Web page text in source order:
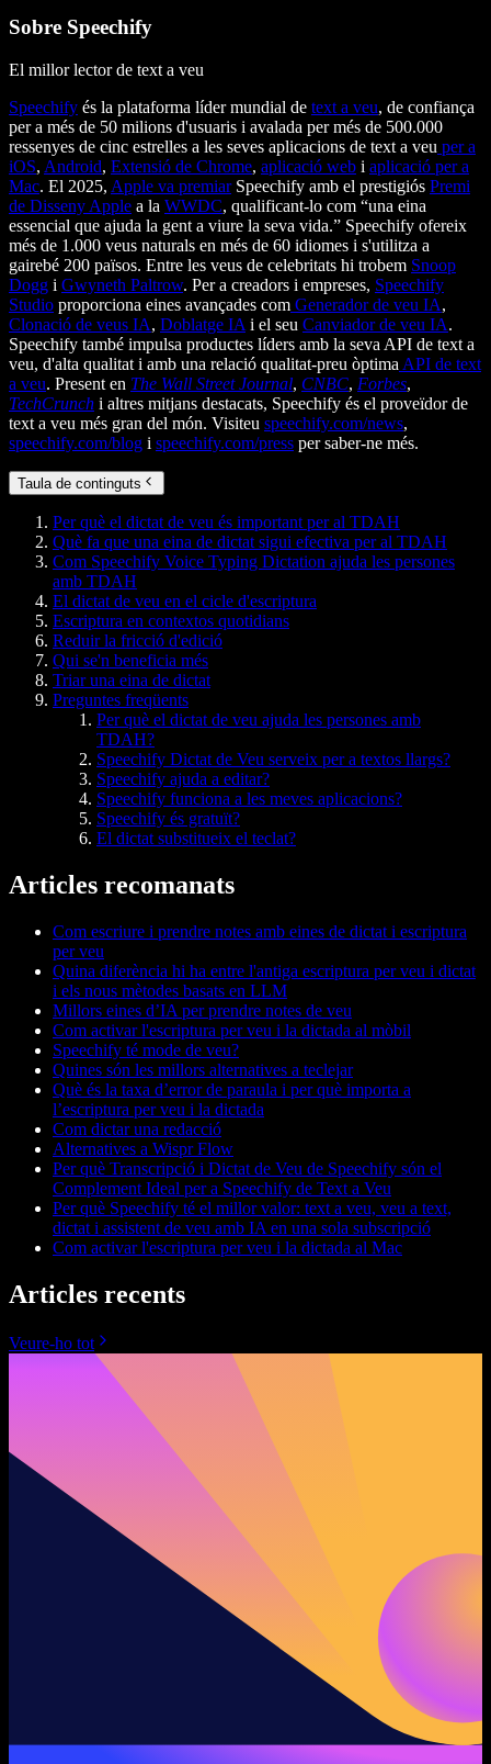
Sobre Speechify
El millor lector de text a veu
Speechify és la plataforma líder mundial de text a veu, de confiança
per a més de 50 milions d'usuaris i avalada per més de 500.000
ressenyes de cinc estrelles a les seves aplicacions de text a veu per a
iOS, Android, Extensió de Chrome, aplicació web i aplicació per a
Mac. El 2025, Apple va premiarSpeechify amb el prestigiós Premi
de Disseny Apple a la WWDC, qualificant-lo com “una eina
essencial que ajuda la gent a viure la seva vida.” Speechify ofereix
més de 1.000 veus naturals en més de 60 idiomes i s'utilitza a
gairebé 200 països. Entre les veus de celebritats hi trobem Snoop
Dogg i Gwyneth Paltrow. Per a creadors i empreses, Speechify
Studio proporciona eines avançades com Generador de veu IA,
Clonació de veus IA, Doblatge IA i el seu Canviador de veu IA.
Speechify també impulsa productes líders amb la seva API de text a
veu, d'alta qualitat i amb una relació qualitat-preu òptima API de text
a veu. Present en The Wall Street Journal, CNBC, Forbes,
TechCrunch i altres mitjans destacats, Speechify és el proveïdor de
text a veu més gran del món. Visiteu speechify.com/news,
speechify.com/blog i speechify.com/press per saber-ne més.
Taula de continguts
Per què el dictat de veu és important per al TDAH
Què fa que una eina de dictat sigui efectiva per al TDAH
Com Speechify Voice Typing Dictation ajuda les persones
amb TDAH
El dictat de veu en el cicle d'escriptura
Escriptura en contextos quotidians
Reduir la fricció d'edició
Qui se'n beneficia més
Triar una eina de dictat
Preguntes freqüents
Per què el dictat de veu ajuda les persones amb
TDAH?
Speechify Dictat de Veu serveix per a textos llargs?
Speechify ajuda a editar?
Speechify funciona a les meves aplicacions?
Speechify és gratuït?
El dictat substitueix el teclat?
Articles recomanats
Com escriure i prendre notes amb eines de dictat i escriptura
per veu
Quina diferència hi ha entre l'antiga escriptura per veu i dictat
i els nous mètodes basats en LLM
Millors eines d’IA per prendre notes de veu
Com activar l'escriptura per veu i la dictada al mòbil
Speechify té mode de veu?
Quines són les millors alternatives a teclejar
Què és la taxa d’error de paraula i per què importa a
l’escriptura per veu i la dictada
Com dictar una redacció
Alternatives a Wispr Flow
Per què Transcripció i Dictat de Veu de Speechify són el
Complement Ideal per a Speechify de Text a Veu
Per què Speechify té el millor valor: text a veu, veu a text,
dictat i assistent de veu amb IA en una sola subscripció
Com activar l'escriptura per veu i la dictada al Mac
Articles recents
Veure-ho tot